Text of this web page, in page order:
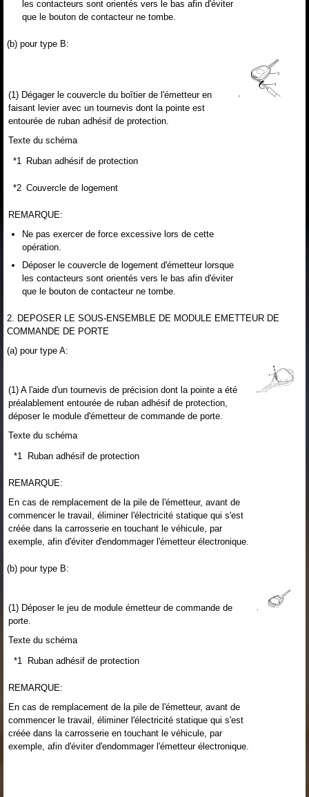
les contacteurs sont orientés vers le bas afin d'éviter
que le bouton de contacteur ne tombe.
(b) pour type B:
(1) Dégager le couvercle du boîtier de l'émetteur en
faisant levier avec un tournevis dont la pointe est
entourée de ruban adhésif de protection.
Texte du schéma
*1
Ruban adhésif de protection
*2 Couvercle de logement
REMARQUE:
Ne pas exercer de force excessive lors de cette
opération.
Déposer le couvercle de logement d'émetteur lorsque
les contacteurs sont orientés vers le bas afin d'éviter
que le bouton de contacteur ne tombe.
2. DEPOSER LE SOUS-ENSEMBLE DE MODULE EMETTEUR DE
COMMANDE DE PORTE
(a) pour type A:
(1) A l'aide d'un tournevis de précision dont la pointe a été
préalablement entourée de ruban adhésif de protection,
déposer le module d'émetteur de commande de porte.
Texte du schéma
*1
Ruban adhésif de protection
REMARQUE:
En cas de remplacement de la pile de l'émetteur, avant de
commencer le travail, éliminer l'électricité statique qui s'est
créée dans la carrosserie en touchant le véhicule, par
exemple, afin d'éviter d'endommager l'émetteur électronique.
(b) pour type B:
(1) Déposer le jeu de module émetteur de commande de
porte.
Texte du schéma
*1
Ruban adhésif de protection
REMARQUE:
En cas de remplacement de la pile de l'émetteur, avant de
commencer le travail, éliminer l'électricité statique qui s'est
créée dans la carrosserie en touchant le véhicule, par
exemple, afin d'éviter d'endommager l'émetteur électronique.